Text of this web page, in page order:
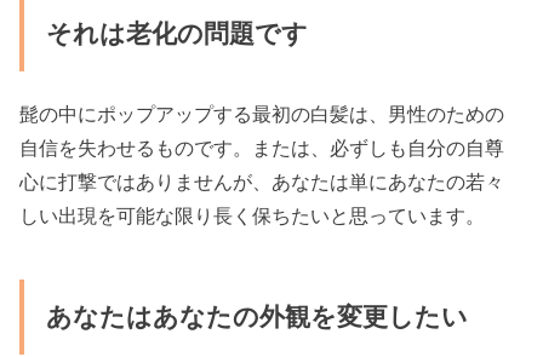
それは老化の問題です
髭の中にポップアップする最初の白髪は、男性のための
自信を失わせるものです。または、必ずしも自分の自尊
心に打撃ではありませんが、あなたは単にあなたの若々
しい出現を可能な限り長く保ちたいと思っています。
あなたはあなたの外観を変更したい